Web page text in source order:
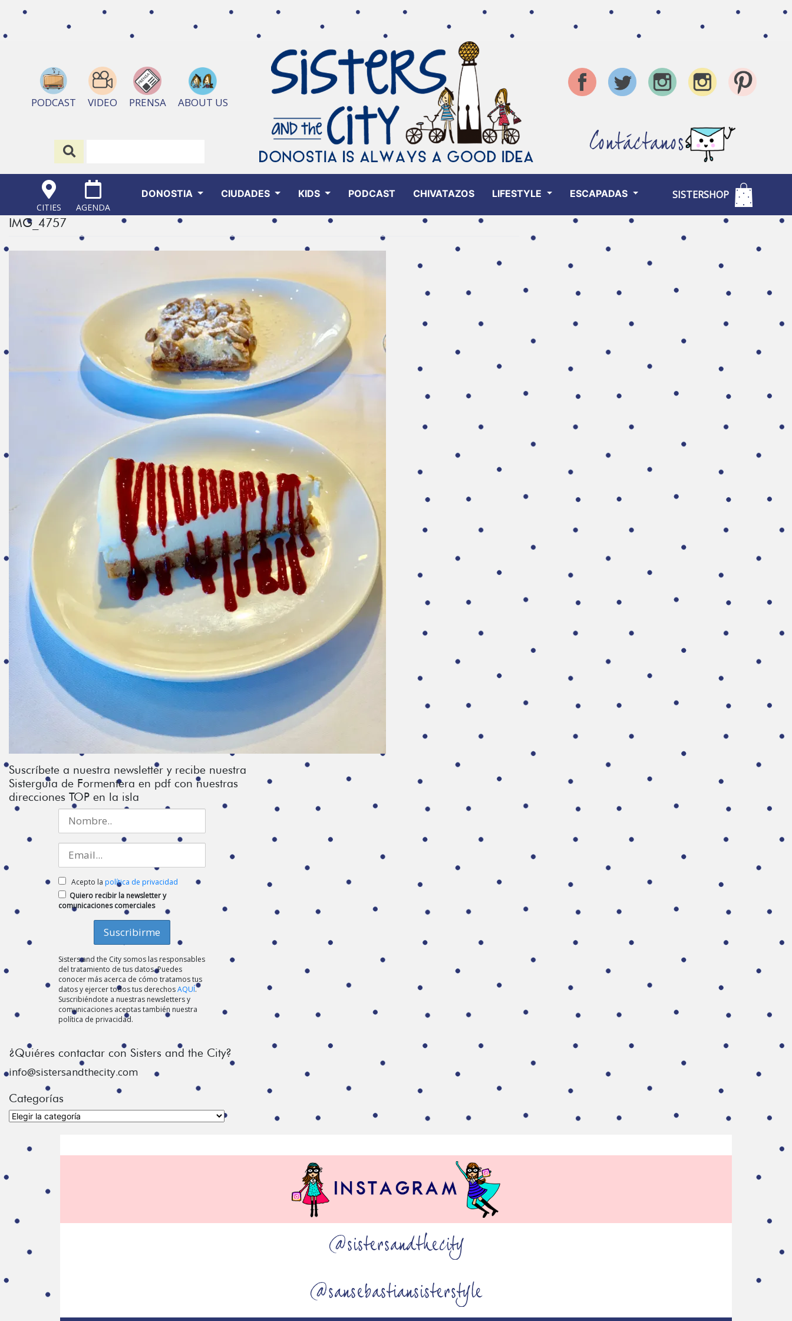
PODCAST VIDEO PRENSA ABOUT US
Contáctanos
CITIES AGENDA
DONOSTIA CIUDADES KIDS PODCAST CHIVATAZOS LIFESTYLE ESCAPADAS SISTERSHOP
IMG_4757
Suscríbete a nuestra newsletter y recibe nuestra
Sisterguía de Formentera en pdf con nuestras
direcciones TOP en la isla
Acepto la política de privacidad
Quiero recibir la newsletter y
comunicaciones comerciales
Sisters and the City somos las responsables
del tratamiento de tus datos. Puedes
conocer más acerca de cómo tratamos tus
datos y ejercer todos tus derechosAQUÍ.
Suscribiéndote a nuestras newsletters y
comunicaciones aceptas también nuestra
política de privacidad.
¿Quiéres contactar con Sisters and the City?
info@sistersandthecity.com
Categorías
Categorías
@sistersandthecity
@sansebastiansisterstyle